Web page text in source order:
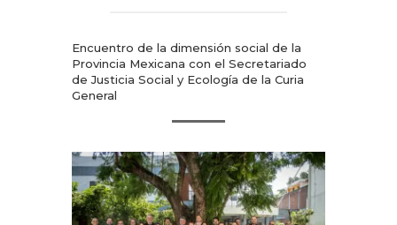
Encuentro de la dimensión social de la
Provincia Mexicana con el Secretariado
de Justicia Social y Ecología de la Curia
General